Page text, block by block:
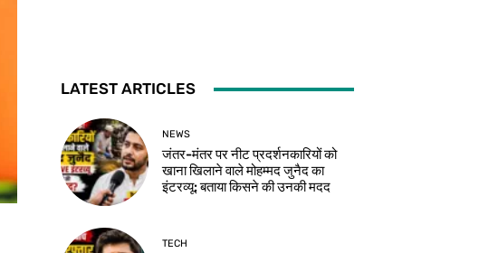
LATEST ARTICLES
NEWS
जंतर-मंतर पर नीट प्रदर्शनकारियों को
खाना खिलाने वाले मोहम्मद जुनैद का
इंटरव्यू: बताया किसने की उनकी मदद
TECH